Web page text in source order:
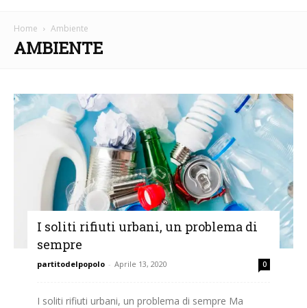
Home Ambiente
AMBIENTE
I soliti rifiuti urbani, un problema di
sempre
partitodelpopolo - Aprile 13, 2020 0
I soliti rifiuti urbani, un problema di sempre Ma